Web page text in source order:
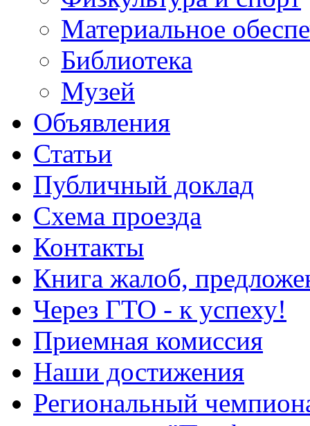
Материальное
Библиотека
Музей
Объявления
Статьи
Публичный доклад
Схема проезда
Контакты
Книга жалоб,
Через ГТО - к успеху!
Приемная комиссия
Наши достижения
Региональный